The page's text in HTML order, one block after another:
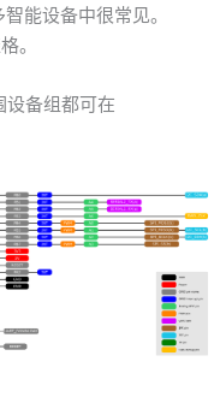
能设备中很常见。
。
备组都可在